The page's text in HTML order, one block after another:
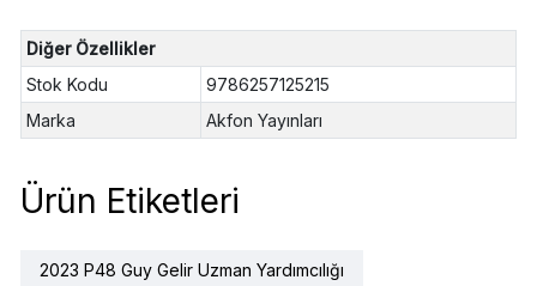
Diğer Özellikler
Stok Kodu
9786257125215
Marka
Akfon Yayınları
Ürün Etiketleri
2023 P48 Guy Gelir Uzman Yardımcılığı